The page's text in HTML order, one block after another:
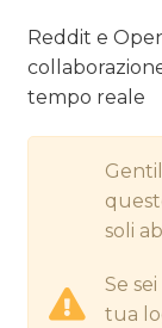
TV
RICERCHE
Reddit e
tempo reale
soli
Se
tua